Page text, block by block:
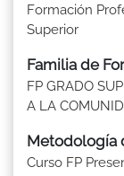
Formación
Superior
Familia de
FP GRADO
A LA
Metodología
Curso FP